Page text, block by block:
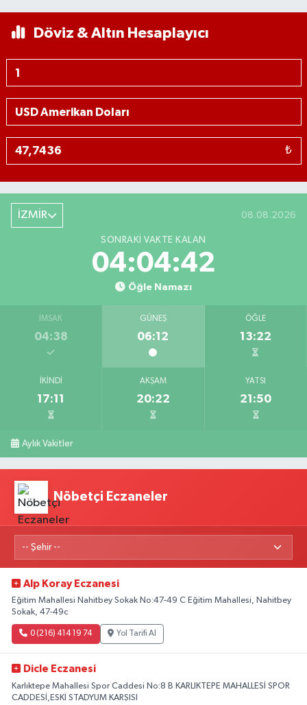
Döviz & Altın Hesaplayıcı
₺
İZMİR 08.08.2026
SONRAKI VAKTE KALAN
04:04:41
Öğle Namazı
İMSAK
04:38
GÜNEŞ
06:12
ÖĞLE
13:22
İKINDI
17:11
AKŞAM
20:22
YATSI
21:50
Aylık Vakitler
Nöbetçi Eczaneler
Alp Koray Eczanesi
Eğitim Mahallesi Nahitbey Sokak No:47-49 C Eğitim Mahallesi, Nahitbey
Sokak, 47-49c
0 (216) 414 19 74 Yol Tarifi Al
Dicle Eczanesi
Karlıktepe Mahallesi Spor Caddesi No:8 B KARLIKTEPE MAHALLESİ SPOR
CADDESİ,ESKİ STADYUM KARŞISI